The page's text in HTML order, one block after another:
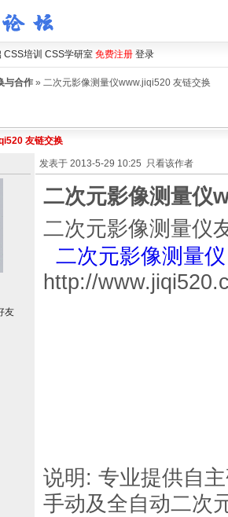
CSS培训 CSS学研室 免费注册 登录
与合作» 二次元影像测量仪www.jiqi520 友链交换
友链交换
友
发表于 2013-5-29 10:25 只看该作者
二次元影像测量仪
二次元影像测量仪
二次元影像测量仪
http://
说明: 专业提供自
手动及全自动二次